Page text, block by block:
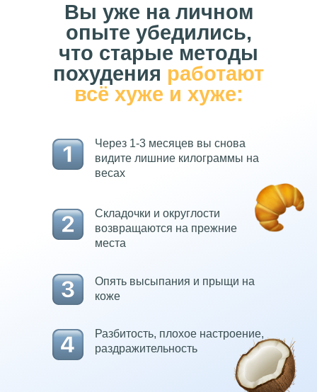
Вы уже на личном
опыте убедились,
что старые методы
похудения работают
всё хуже и хуже:
Через 1-3 месяцев вы снова
видите лишние килограммы на
весах
Складочки и округлости
возвращаются на прежние
места
Опять высыпания и прыщи на
коже
Разбитость, плохое настроение,
раздражительность